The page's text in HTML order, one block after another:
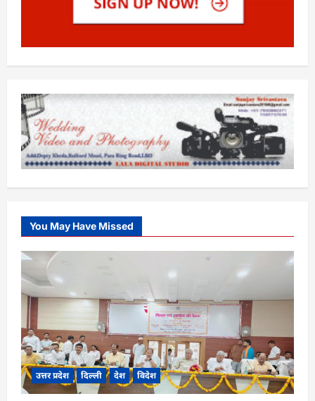
You May Have Missed
उत्तर प्रदेश दिल्ली देश विदेश